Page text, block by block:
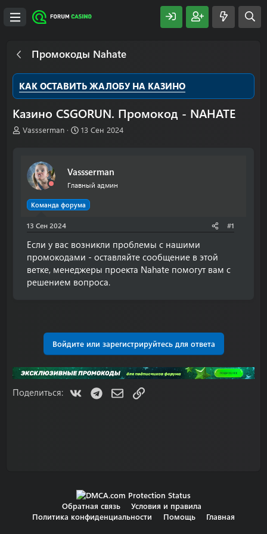
Промокоды Nahate
КАК ОСТАВИТЬ ЖАЛОБУ НА КАЗИНО
Казино CSGORUN. Промокод - NAHATE
А
м
Vassserman
Д
н
а
а
13 Сен 2024
Vassserman
Главный админ
Команда форума
13 Сен 2024 #1
Если у вас возникли проблемы с нашими
промокодами - оставляйте сообщение в этой
ветке, менеджеры проекта Nahate помогут вам с
решением вопроса.
Войдите или зарегистрируйтесь для ответа
Поделиться: VK TelegramЭлектронная почта
Ссылка
Обратная связь
Условия и правила
Политика конфиденциальности
Помощь Главная